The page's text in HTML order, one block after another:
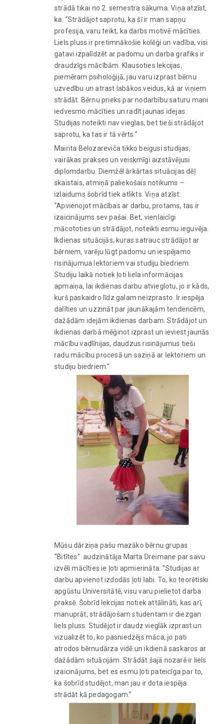
strādā tikai no 2. semestra sākuma. Viņa atzīst,
ka: “Strādājot saprotu, ka šī ir man sapņu
profesija, varu teikt, ka darbs motivē mācīties.
Liels pluss ir pretimnākošie kolēģi un vadība, visi
gatavi izpalīdzēt ar padomu un darba grafiks ir
draudzīgs mācībām. Klausoties lekcijas,
piemēram psiholoģijā, jau varu izprast bērnu
uzvedību un atrast labākos veidus, kā ar viņiem
strādāt. Bērnu prieks par nodarbību saturu mani
iedvesmo mācīties un radīt jaunas idejas.
Studijas noteikti nav vieglas, bet tieši strādājot
saprotu, ka tas ir tā vērts.”
Mairita Belozareviča tikko beigusi studijas,
vairākas prakses un veiskmīgi aizstāvējusi
diplomdarbu. Diemžēl ārkārtas situācijas dēļ
skaistais, atmiņā paliekošais notikums –
izlaidums šobrīd tiek atlikts. Viņa atzīst:
“Apvienojot mācības ar darbu, protams, tas ir
izaicinājums sev pašai. Bet, vienlaicīgi
mācototies un strādājot, noteikti esmu ieguvēja.
Ikdienas situācijās, kuras satrauc strādājot ar
bērniem, varēju lūgt padomu un iespējamo
risinājumua lektoriem vai studiju biedriem.
Studiju laikā notiek ļoti liela informācijas
apmaiņa, lai ikdienas darbu atvieglotu, jo ir kāds,
kurš paskaidro līdz galam neizprasto. Ir iespēja
dalīties un uzzināt par jaunākajām tendencēm,
dažādām idejām ikdienas darbam. Strādājot un
ikdienas darbā mēģinot izprast un ieviest jaunās
mācību vadlīnijas, daudzus risinājumus tieši
radu mācību procesā un saziņā ar lektoriem un
studiju biedriem.”
Mūsu dārziņa pašu mazāko bērnu grupas
“Bitītes” audzinātāja Marta Dreimane par savu
izvēli mācīties ie ļoti apmierināta: “Studijas ar
darbu apvienot izdodās ļoti labi. To, ko teorētiski
apgūstu Universitātē, visu varu pielietot darba
praksē. Šobrīd lekcijas notiek attālināti, kas arī,
manuprāt, strādājošam studentam ir diezgan
liels pluss. Studējot ir daudz vieglāk izprast un
vizualizēt to, ko pasniedzējs māca, jo pati
atrodos bērnudārza vidē un ikdienā saskaros ar
dažādām situācijām. Strādāt šajā nozarē ir liels
izaicinājums, bet es esmu ļoti pateicīga par to,
ka šobrīd studējot, man jau ir dota iespēja
strādāt kā pedagogam.”